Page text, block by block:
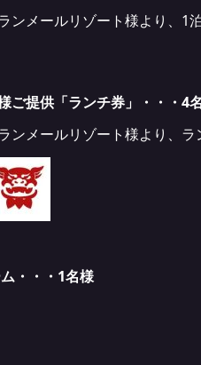
ンメールリゾート様より、
ご提供「ランチ券」・・・4
ンメールリゾート様より、ラ
・・・1名様